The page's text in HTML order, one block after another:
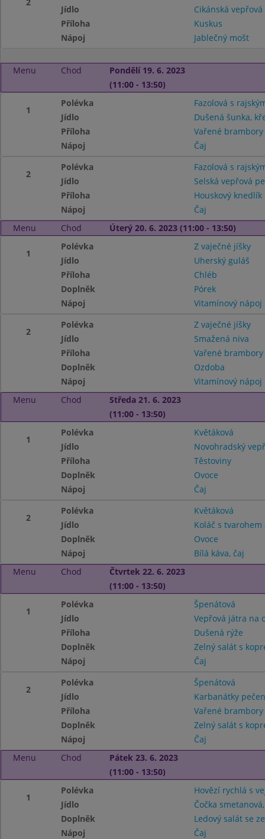
Jídlo
Cikánská
Příloha
Kuskus
Nápoj
Jablečný mošt
Menu Chod
Pondělí 19. 6. 2023
(11:00 - 13:50)
1
Polévka
Fazolová s
Jídlo
Dušená šunka,
Příloha
Vařené brambory
Nápoj
Čaj
2
Polévka
Fazolová s
Jídlo
Selská vepřová
Příloha
Houskový knedlík
Nápoj
Čaj
Menu
Chod Úterý 20. 6. 2023 (11:00 - 13:50)
1
Polévka
Z vaječné jíšky
Jídlo
Uherský guláš
Příloha
Chléb
Doplněk
Pórek
Nápoj
Vitamínový nápoj
2
Polévka
Z vaječné jíšky
Jídlo
Smažená niva
Příloha
Vařené
Doplněk
Ozdoba
Nápoj
Vitamínový nápoj
Menu
Chod
Středa 21. 6. 2023
(11:00 - 13:50)
1
Polévka
Květáková
Jídlo
Novohradský
Příloha
Těstoviny
Doplněk
Ovoce
Nápoj
Čaj
2
Polévka
Květáková
Jídlo
Koláč s tvarohem
Doplněk
Ovoce
Nápoj
Bílá káva, čaj
Menu
Chod
Čtvrtek 22. 6. 2023
(11:00 - 13:50)
1
Polévka
Špenátová
Jídlo
Vepřová játra na
Příloha
Dušená rýže
Doplněk
Zelný salát s
Nápoj
Čaj
2
Polévka
Špenátová
Jídlo
Karbanátky
Příloha
Vařené
Doplněk
Zelný salát s
Nápoj
Čaj
Menu
Chod
Pátek 23. 6. 2023
(11:00 - 13:50)
1
Polévka
Hovězí rychlá s
Jídlo
Čočka
Doplněk
Ledový salát se
Nápoj
Čaj